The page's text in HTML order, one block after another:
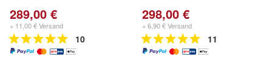
289,00 €
+ 11,00 € Versand
10
298,00 €
+ 6,90 € Versand
11